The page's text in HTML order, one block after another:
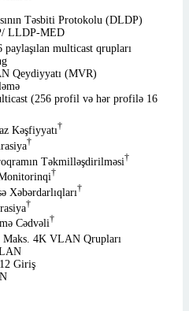
Təsbiti Protokolu (DLDP)
LLDP-MED
multicast qrupları
Qeydiyyatı (MVR)
(256 profil və hər profilə 16
Kəşfiyyatı†
†
Təkmilləşdirilməsi†
†
Xəbərdarlıqları†
†
Cədvəli†
4K VLAN Qrupları
Giriş